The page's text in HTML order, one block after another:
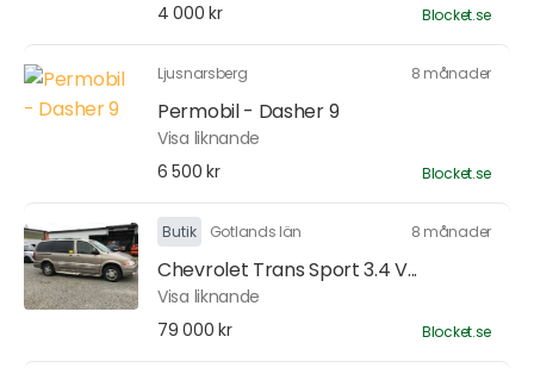
4 000 kr
Blocket.se
Ljusnarsberg 8 månader
Permobil - Dasher 9
Visa liknande
6 500 kr
Blocket.se
Butik Gotlands län 8 månader
Chevrolet Trans Sport 3.4 V...
Visa liknande
79 000 kr
Blocket.se